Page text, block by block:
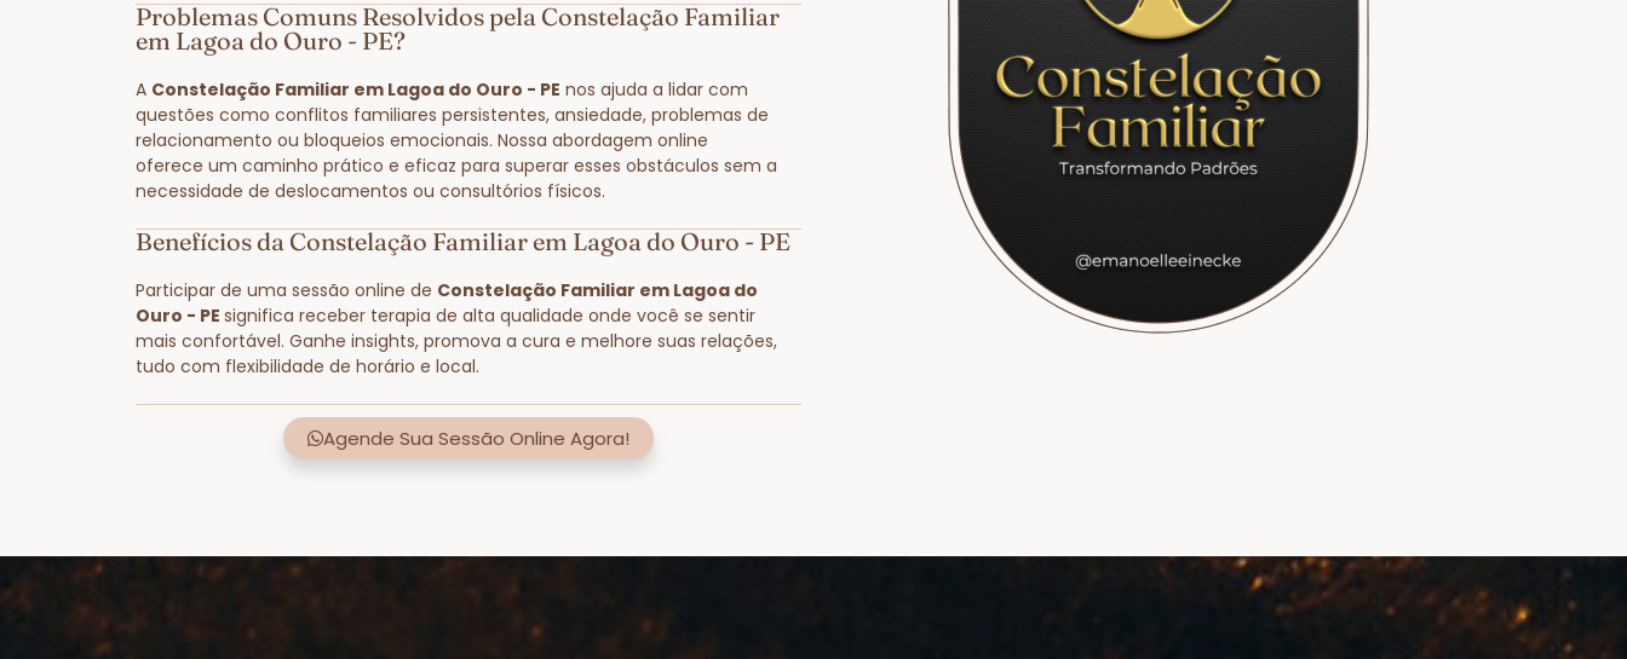
Problemas Comuns Resolvidos pela Constelação Familiar
em Lagoa do Ouro - PE?
A Constelação Familiar em Lagoa do Ouro - PE nos ajuda a lidar com
questões como conflitos familiares persistentes, ansiedade, problemas de
relacionamento ou bloqueios emocionais. Nossa abordagem online
oferece um caminho prático e eficaz para superar esses obstáculos sem a
necessidade de deslocamentos ou consultórios físicos.
Benefícios da Constelação Familiar em Lagoa do Ouro - PE
Participar de uma sessão online de Constelação Familiar em Lagoa do
Ouro - PE significa receber terapia de alta qualidade onde você se sentir
mais confortável. Ganhe insights, promova a cura e melhore suas relações,
tudo com flexibilidade de horário e local.
Agende Sua Sessão Online Agora!